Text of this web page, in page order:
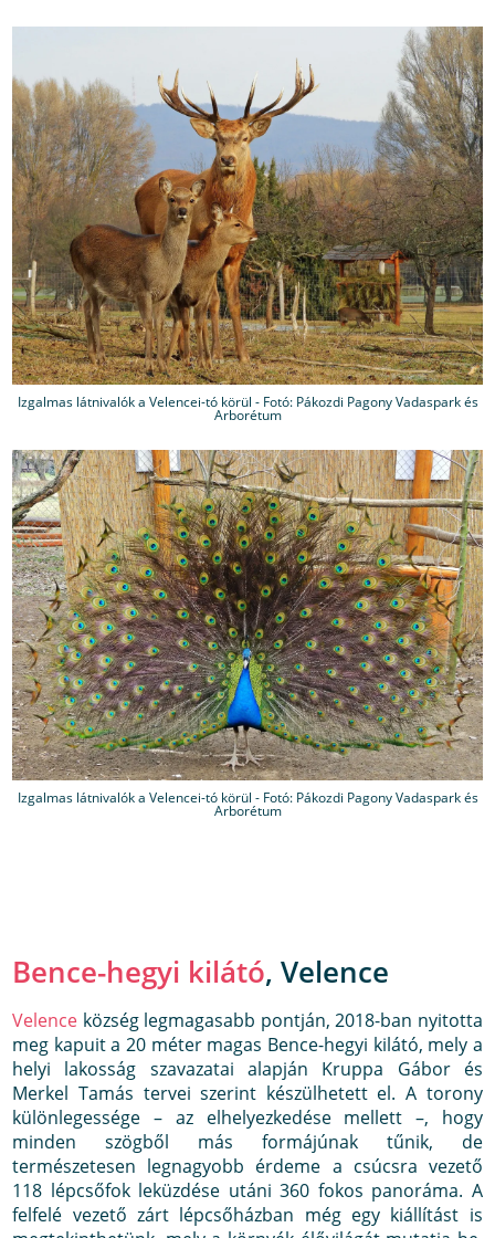
Izgalmas látnivalók a Velencei-tó körül - Fotó: Pákozdi Pagony Vadaspark és
Arborétum
Izgalmas látnivalók a Velencei-tó körül - Fotó: Pákozdi Pagony Vadaspark és
Arborétum
Bence-hegyi kilátó, Velence
Velence község legmagasabb pontján, 2018-ban nyitotta
meg kapuit a 20 méter magas Bence-hegyi kilátó, mely a
helyi lakosság szavazatai alapján Kruppa Gábor és
Merkel Tamás tervei szerint készülhetett el. A torony
különlegessége – az elhelyezkedése mellett –, hogy
minden szögből más formájúnak tűnik, de
természetesen legnagyobb érdeme a csúcsra vezető
118 lépcsőfok leküzdése utáni 360 fokos panoráma. A
felfelé vezető zárt lépcsőházban még egy kiállítást is